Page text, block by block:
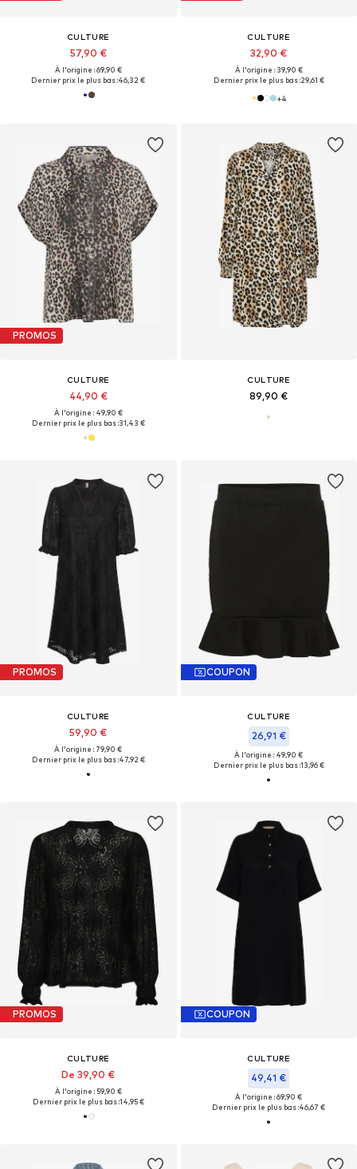
CULTURE
57,90 €
À l'origine : 69,90 €
Dernier prix le plus bas :46,32 €
CULTURE
32,90 €
À l'origine : 39,90 €
Dernier prix le plus bas :29,61 €
+4
PROMOS
CULTURE
44,90 €
À l'origine : 49,90 €
Dernier prix le plus bas :31,43 €
CULTURE
89,90 €
PROMOS
CULTURE
59,90 €
À l'origine : 79,90 €
Dernier prix le plus bas :47,92 €
COUPON
CULTURE
26,91 €
À l'origine : 49,90 €
Dernier prix le plus bas :13,96 €
PROMOS
CULTURE
De 39,90 €
À l'origine : 59,90 €
Dernier prix le plus bas :14,95 €
COUPON
CULTURE
49,41 €
À l'origine : 69,90 €
Dernier prix le plus bas :46,67 €